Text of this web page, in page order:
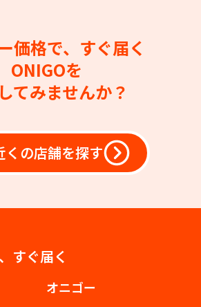
価格で、すぐ届く
ONIGOを
てみませんか？
くの店舗を探す
すぐ届く
オニゴー